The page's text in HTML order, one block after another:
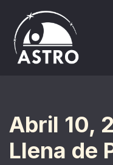
Saltar
al
contenido
Abril 10,
Llena de